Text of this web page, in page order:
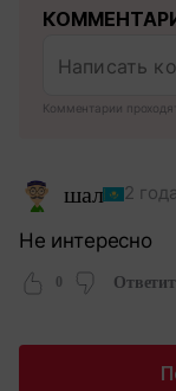
Комментарии
шал 2
Не интересно